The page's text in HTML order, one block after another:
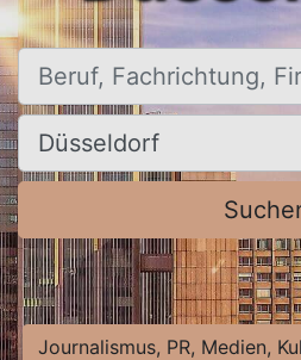
Beruf, Fachrichtung, Firma
Ort, Stadt
Journalismus, PR, Medien,